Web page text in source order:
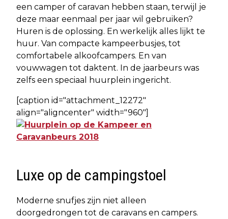
een camper of caravan hebben staan, terwijl je
deze maar eenmaal per jaar wil gebruiken?
Huren is de oplossing. En werkelijk alles lijkt te
huur. Van compacte kampeerbusjes, tot
comfortabele alkoofcampers. En van
vouwwagen tot daktent. In de jaarbeurs was
zelfs een speciaal huurplein ingericht.
[caption id="attachment_12272"
align="aligncenter" width="960"]
Luxe op de campingstoel
Moderne snufjes zijn niet alleen
doorgedrongen tot de caravans en campers.